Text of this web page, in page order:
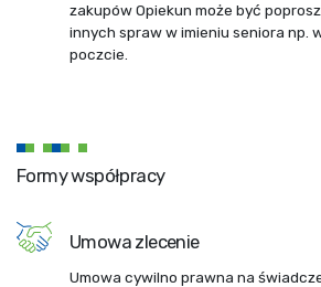
zakupów Opiekun może być
innych spraw w imieniu seniora np.
poczcie.
Formy współpracy
Umowa zlecenie
Umowa cywilno prawna na